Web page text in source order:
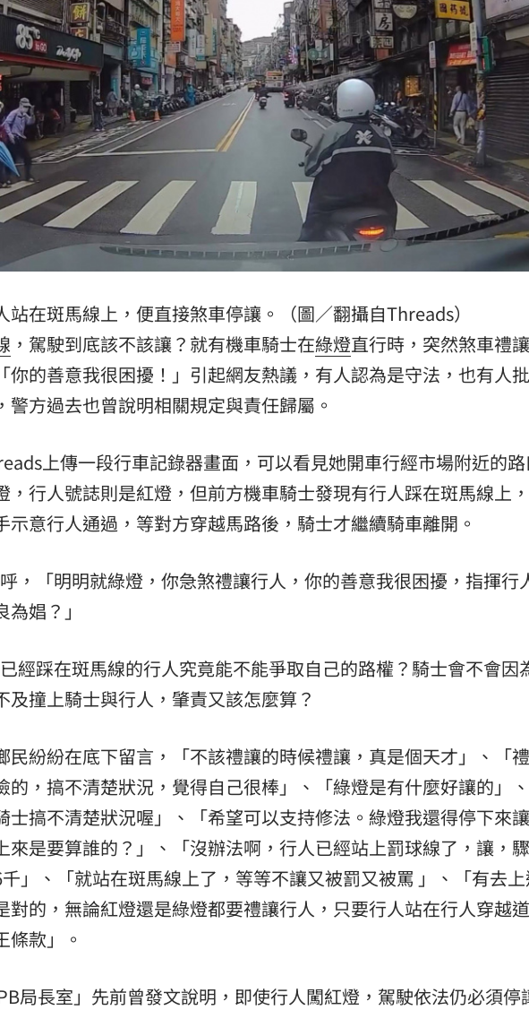
宗要信徒喝精油 00:43
15:27
直播 18:00
萬頭獎超「爸」氣 12:00
奢大道」逐漸成形 12:00
職涯論壇9/12登場！ 10:30
7s掀足球熱潮 10:00
追星吃美食！ 18:15
站在斑馬線上，便直接煞車停讓。（圖／翻攝自Threads）
，駕駛到底該不該讓？就有機車騎士在綠燈直行時，突然煞車禮
你的善意我很困擾！」引起網友熱議，有人認為是守法，也有人
警方過去也曾說明相關規定與責任歸屬。
上傳一段行車記錄器畫面，可以看見她開車行經市場附近的
，行人號誌則是紅燈，但前方機車騎士發現有行人踩在斑馬線上
示意行人通過，等對方穿越馬路後，騎士才繼續騎車離開。
，「明明就綠燈，你急煞禮讓行人，你的善意我很困擾，指揮行
娼？」
經踩在斑馬線的行人究竟能不能爭取自己的路權？騎士會不會因
及撞上騎士與行人，肇責又該怎麼算？
民紛紛在底下留言，「不該禮讓的時候禮讓，真是個天才」、「
的，搞不清楚狀況，覺得自己很棒」、「綠燈是有什麼好讓的」
士搞不清楚狀況喔」、「希望可以支持修法。綠燈我還得停下來
來是要算誰的？」、「沒辦法啊，行人已經站上罰球線了，讓，
」、「就站在斑馬線上了，等等不讓又被罰又被罵 」、「有去
對的，無論紅燈還是綠燈都要禮讓行人，只要行人站在行人穿越
條款」。
局長室」先前曾發文說明，即使行人闖紅燈，駕駛依法仍必須停